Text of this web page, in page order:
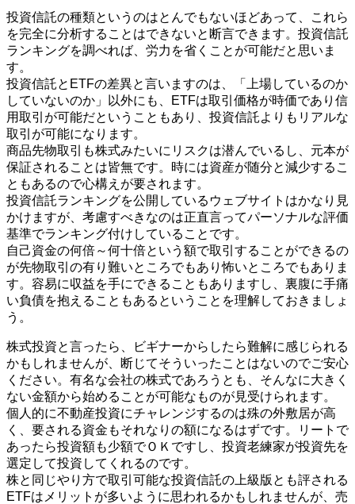
投資信託の種類というのはとんでもないほどあって、これら
を完全に分析することはできないと断言できます。投資信託
ランキングを調べれば、労力を省くことが可能だと思いま
す。
投資信託とETFの差異と言いますのは、「上場しているのか
していないのか」以外にも、ETFは取引価格が時価であり信
用取引が可能だということもあり、投資信託よりもリアルな
取引が可能になります。
商品先物取引も株式みたいにリスクは潜んでいるし、元本が
保証されることは皆無です。時には資産が随分と減少するこ
ともあるので心構えが要されます。
投資信託ランキングを公開しているウェブサイトはかなり見
かけますが、考慮すべきなのは正直言ってパーソナルな評価
基準でランキング付けしていることです。
自己資金の何倍～何十倍という額で取引することができるの
が先物取引の有り難いところでもあり怖いところでもありま
す。容易に収益を手にできることもありますし、裏腹に手痛
い負債を抱えることもあるということを理解しておきましょ
う。
株式投資と言ったら、ビギナーからしたら難解に感じられる
かもしれませんが、断じてそういったことはないのでご安心
ください。有名な会社の株式であろうとも、そんなに大きく
ない金額から始めることが可能なものが見受けられます。
個人的に不動産投資にチャレンジするのは殊の外敷居が高
く、要される資金もそれなりの額になるはずです。リートで
あったら投資額も少額でＯＫですし、投資老練家が投資先を
選定して投資してくれるのです。
株と同じやり方で取引可能な投資信託の上級版とも評される
ETFはメリットが多いように思われるかもしれませんが、売